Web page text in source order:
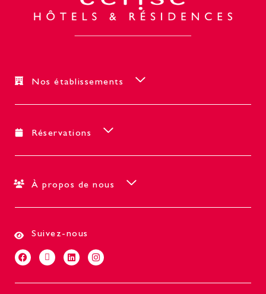
Nos établissements
Réservations
À propos de nous
Suivez-nous